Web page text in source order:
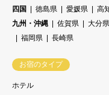
四国
徳島県 愛媛県 高
九州・沖縄
佐賀県 大分県
福岡県
長崎県
お宿のタイプ
ホテル